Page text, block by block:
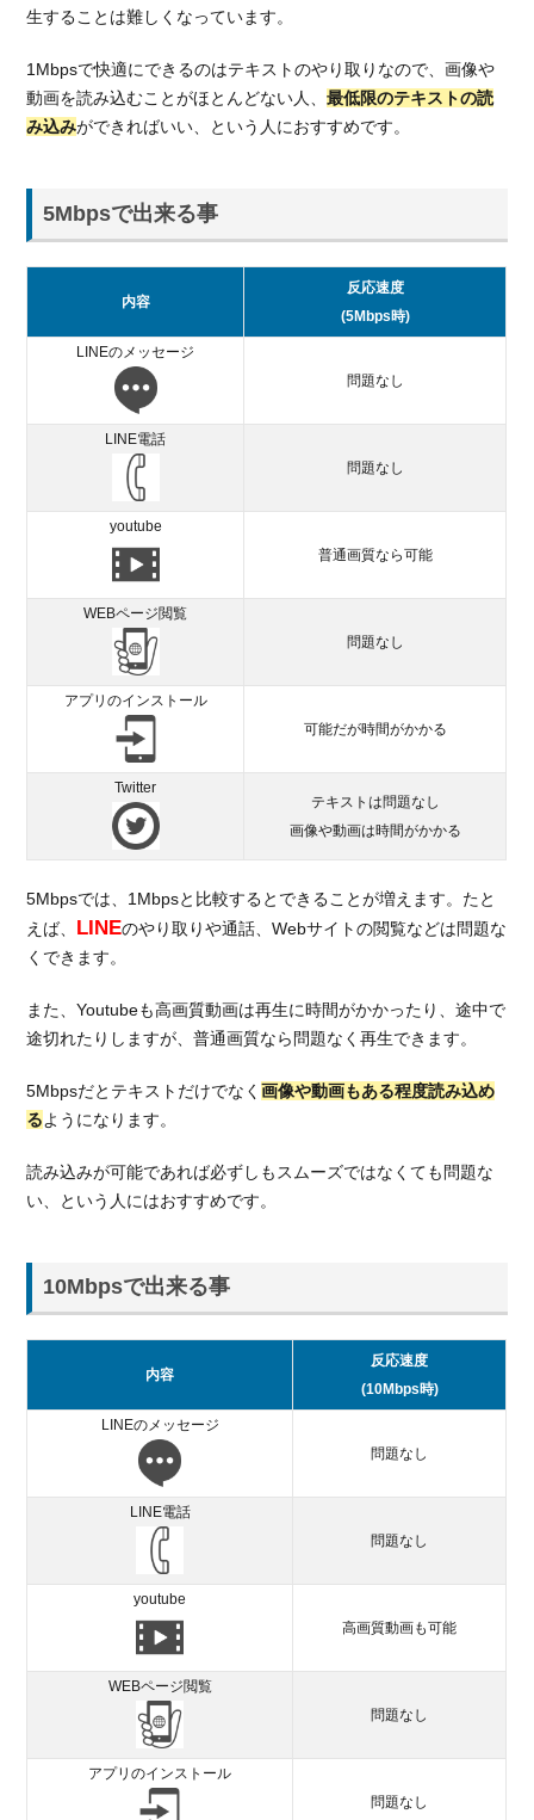
生することは難しくなっています。
1Mbpsで快適にできるのはテキストのやり取りなので、画像や
動画を読み込むことがほとんどない人、最低限のテキストの読
み込みができればいい、という人におすすめです。
5Mbpsで出来る事
内容
反応速度
(5Mbps時)
LINEのメッセージ
問題なし
LINE電話
問題なし
youtube
普通画質なら可能
WEBページ閲覧
問題なし
アプリのインストール
可能だが時間がかかる
Twitter
テキストは問題なし
画像や動画は時間がかかる
5Mbpsでは、1Mbpsと比較するとできることが増えます。たと
えば、 LINEのやり取りや通話、Webサイトの閲覧などは問題な
くできます。
また、Youtubeも高画質動画は再生に時間がかかったり、途中で
途切れたりしますが、普通画質なら問題なく再生できます。
5Mbpsだとテキストだけでなく画像や動画もある程度読み込め
るようになります。
読み込みが可能であれば必ずしもスムーズではなくても問題な
い、という人にはおすすめです。
10Mbpsで出来る事
内容
反応速度
(10Mbps時)
LINEのメッセージ
問題なし
LINE電話
問題なし
youtube
高画質動画も可能
WEBページ閲覧
問題なし
アプリのインストール
問題なし